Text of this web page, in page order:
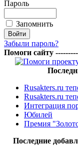
Пароль
Запомнить
Забыли пароль?
Помоги сайту
Rusakters.ru
Rusakters.ru
Интеграция
Юбилей
Премия
Последние